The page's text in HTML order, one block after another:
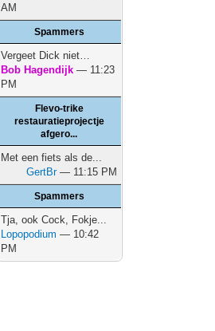
AM
Spammers
Vergeet Dick niet…
Bob Hagendijk — 11:23
PM
Flevo-trike
restauratieprojectje
afgero...
Met een fiets als de...
GertBr— 11:15 PM
Spammers
Tja, ook Cock, Fokje...
Lopopodium — 10:42
PM